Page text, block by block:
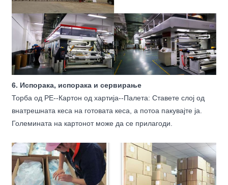
6. Испорака, испорака и сервирање
Торба од PE--Картон од хартија--Палета: Ставете слој од
внатрешната кеса на готовата кеса, а потоа пакувајте ја.
Големината на картонот може да се прилагоди.